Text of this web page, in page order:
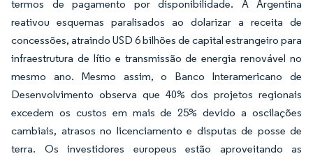
termos de pagamento por disponibilidade. A Argentina
reativou esquemas paralisados ao dolarizar a receita de
concessões, atraindo USD 6 bilhões de capital estrangeiro para
infraestrutura de lítio e transmissão de energia renovável no
mesmo ano. Mesmo assim, o Banco Interamericano de
Desenvolvimento observa que 40% dos projetos regionais
excedem os custos em mais de 25% devido a oscilações
cambiais, atrasos no licenciamento e disputas de posse de
terra. Os investidores europeus estão aproveitando as